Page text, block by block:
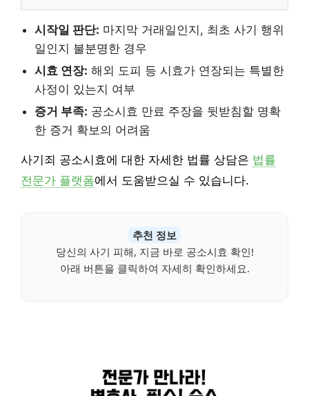
시작일 판단: 마지막 거래일인지, 최초 사기 행위
일인지 불분명한 경우
시효 연장: 해외 도피 등 시효가 연장되는 특별한
사정이 있는지 여부
증거 부족: 공소시효 만료 주장을 뒷받침할 명확
한 증거 확보의 어려움
사기죄 공소시효에 대한 자세한 법률 상담은 법률
전문가 플랫폼에서 도움받으실 수 있습니다.
추천 정보
당신의 사기 피해, 지금 바로 공소시효 확인!
아래 버튼을 클릭하여 자세히 확인하세요.